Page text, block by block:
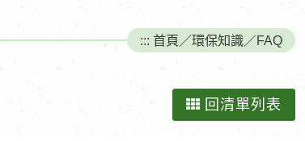
::: 首頁 ／環保知識／FAQ
回清單列表